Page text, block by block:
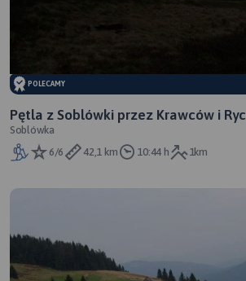
POLECAMY
Pętla z Soblówki przez Krawców i
Soblówka
6/6
42,1 km 10:44 h 1km